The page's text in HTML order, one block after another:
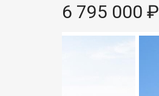
6 795 000 ₽